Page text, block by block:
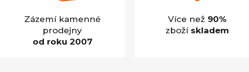
Zázemí kamenné
prodejny
od roku 2007
Více než 90%
zboží skladem